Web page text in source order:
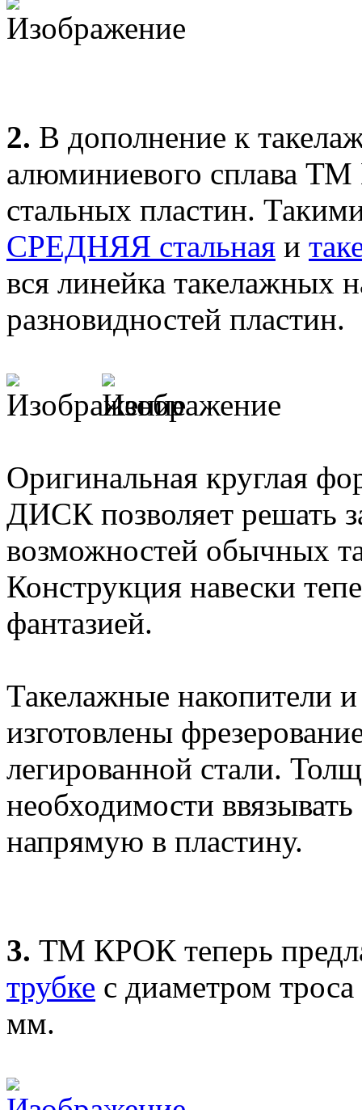
2. В дополнение к
алюминиевого сплава
стальных пластин.
СРЕДНЯЯ стальная и
вся линейка такелажных
разновидностей пластин.
Оригинальная круглая
ДИСК позволяет решать
возможностей обычных
Конструкция навески
фантазией.
Такелажные
изготовлены
легированной стали.
необходимости
напрямую в пластину.
3. ТМ КРОК теперь
трубке с диаметром
мм.